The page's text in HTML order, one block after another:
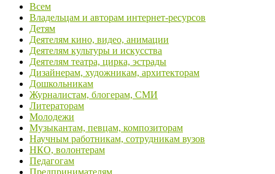
Всем
Владельцам и авторам интернет-ресурсов
Детям
Деятелям кино, видео, анимации
Деятелям культуры и искусства
Деятелям театра, цирка, эстрады
Дизайнерам, художникам, архитекторам
Дошкольникам
Журналистам, блогерам, СМИ
Литераторам
Молодежи
Музыкантам, певцам, композиторам
Научным работникам, сотрудникам вузов
НКО, волонтерам
Педагогам
Предпринимателям